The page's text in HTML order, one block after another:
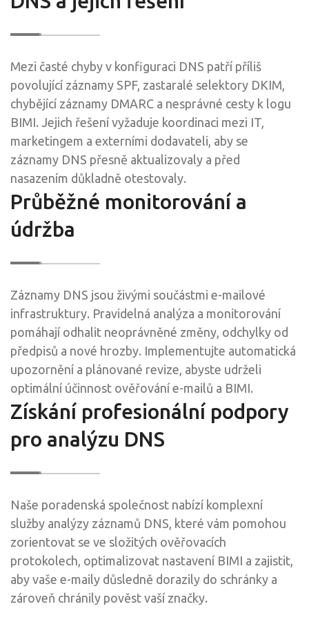
Mezi časté chyby v konfiguraci DNS patří příliš
povolující záznamy SPF, zastaralé selektory DKIM,
chybějící záznamy DMARC a nesprávné cesty k logu
BIMI. Jejich řešení vyžaduje koordinaci mezi IT,
marketingem a externími dodavateli, aby se
záznamy DNS přesně aktualizovaly a před
nasazením důkladně otestovaly.
Průběžné monitorování a
údržba
Záznamy DNS jsou živými součástmi e-mailové
infrastruktury. Pravidelná analýza a monitorování
pomáhají odhalit neoprávněné změny, odchylky od
předpisů a nové hrozby. Implementujte automatická
upozornění a plánované revize, abyste udrželi
optimální účinnost ověřování e-mailů a BIMI.
Získání profesionální podpory
pro analýzu DNS
Naše poradenská společnost nabízí komplexní
služby analýzy záznamů DNS, které vám pomohou
zorientovat se ve složitých ověřovacích
protokolech, optimalizovat nastavení BIMI a zajistit,
aby vaše e-maily důsledně dorazily do schránky a
zároveň chránily pověst vaší značky.